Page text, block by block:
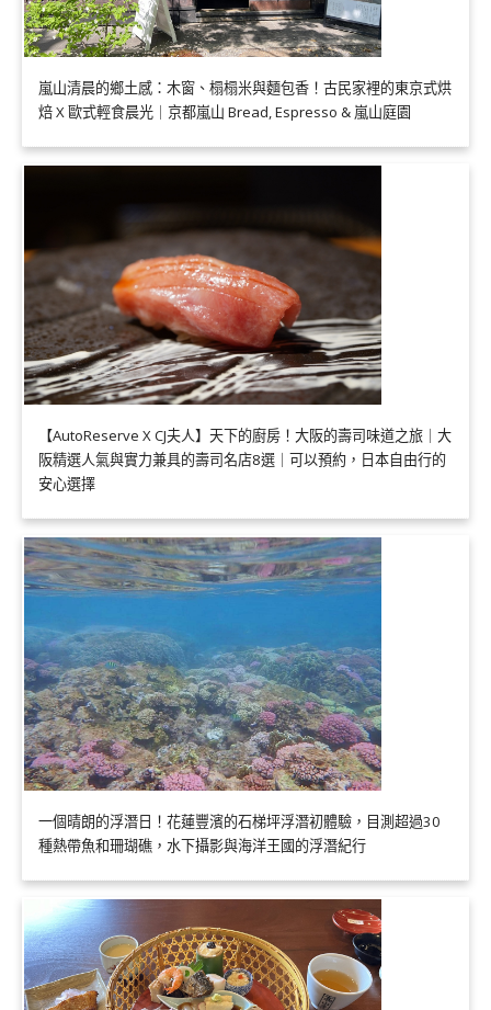
嵐山清晨的鄉土感：木窗、榻榻米與麵包香！古民家裡的東京式烘
焙 X 歐式輕食晨光｜京都嵐山 Bread, Espresso & 嵐山庭園
【AutoReserve X CJ夫人】天下的廚房！大阪的壽司味道之旅｜大
阪精選人氣與實力兼具的壽司名店8選｜可以預約，日本自由行的
安心選擇
一個晴朗的浮潛日！花蓮豐濱的石梯坪浮潛初體驗，目測超過30
種熱帶魚和珊瑚礁，水下攝影與海洋王國的浮潛紀行